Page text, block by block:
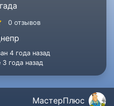
0 отзывов
4 года назад
года назад
МастерПлюс